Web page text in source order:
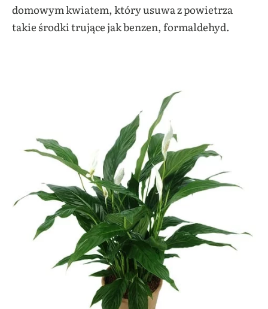
domowym kwiatem, który usuwa z powietrza
takie środki trujące jak benzen, formaldehyd.